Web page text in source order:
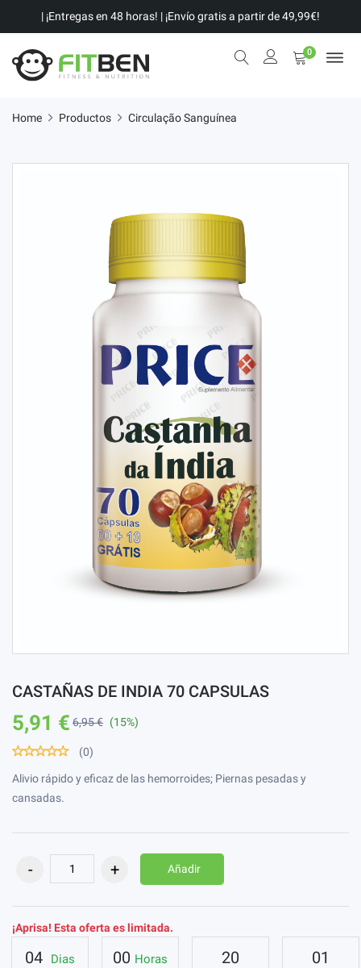
| ¡Entregas en 48 horas! | ¡Envío gratis a partir de 49,99€!
0
Home Productos Circulação Sanguínea
CASTAÑAS DE INDIA 70 CAPSULAS
5,91 € 6,95 € (15%)
(0)
Alivio rápido y eficaz de las hemorroides; Piernas pesadas y
cansadas.
Añadir
¡Aprisa! Esta oferta es limitada.
04 Dias 00 Horas 20 00